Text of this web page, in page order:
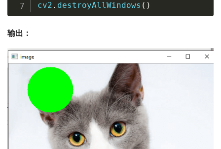
cv2 . destroyAllWindows ( )
输出：